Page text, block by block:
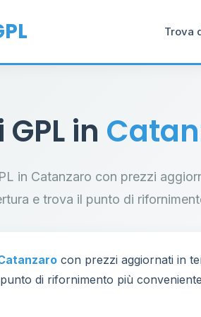
Trova
in
in Catanzaro con prezzi
e trova il punto di
con prezzi aggiornati in
di rifornimento più